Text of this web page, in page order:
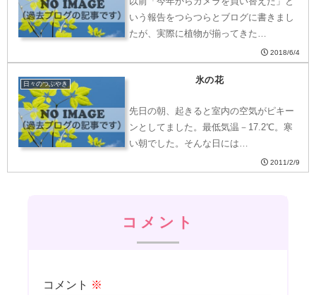
いう報告をつらつらとブログに書きまし
たが、実際に植物が揃ってきた…
2018/6/4
日々のつぶやき 氷の花
先日の朝、起きると室内の空気がピキー
ンとしてました。最低気温－17.2℃。寒
い朝でした。そんな日には…
2011/2/9
コメント
コメント ※